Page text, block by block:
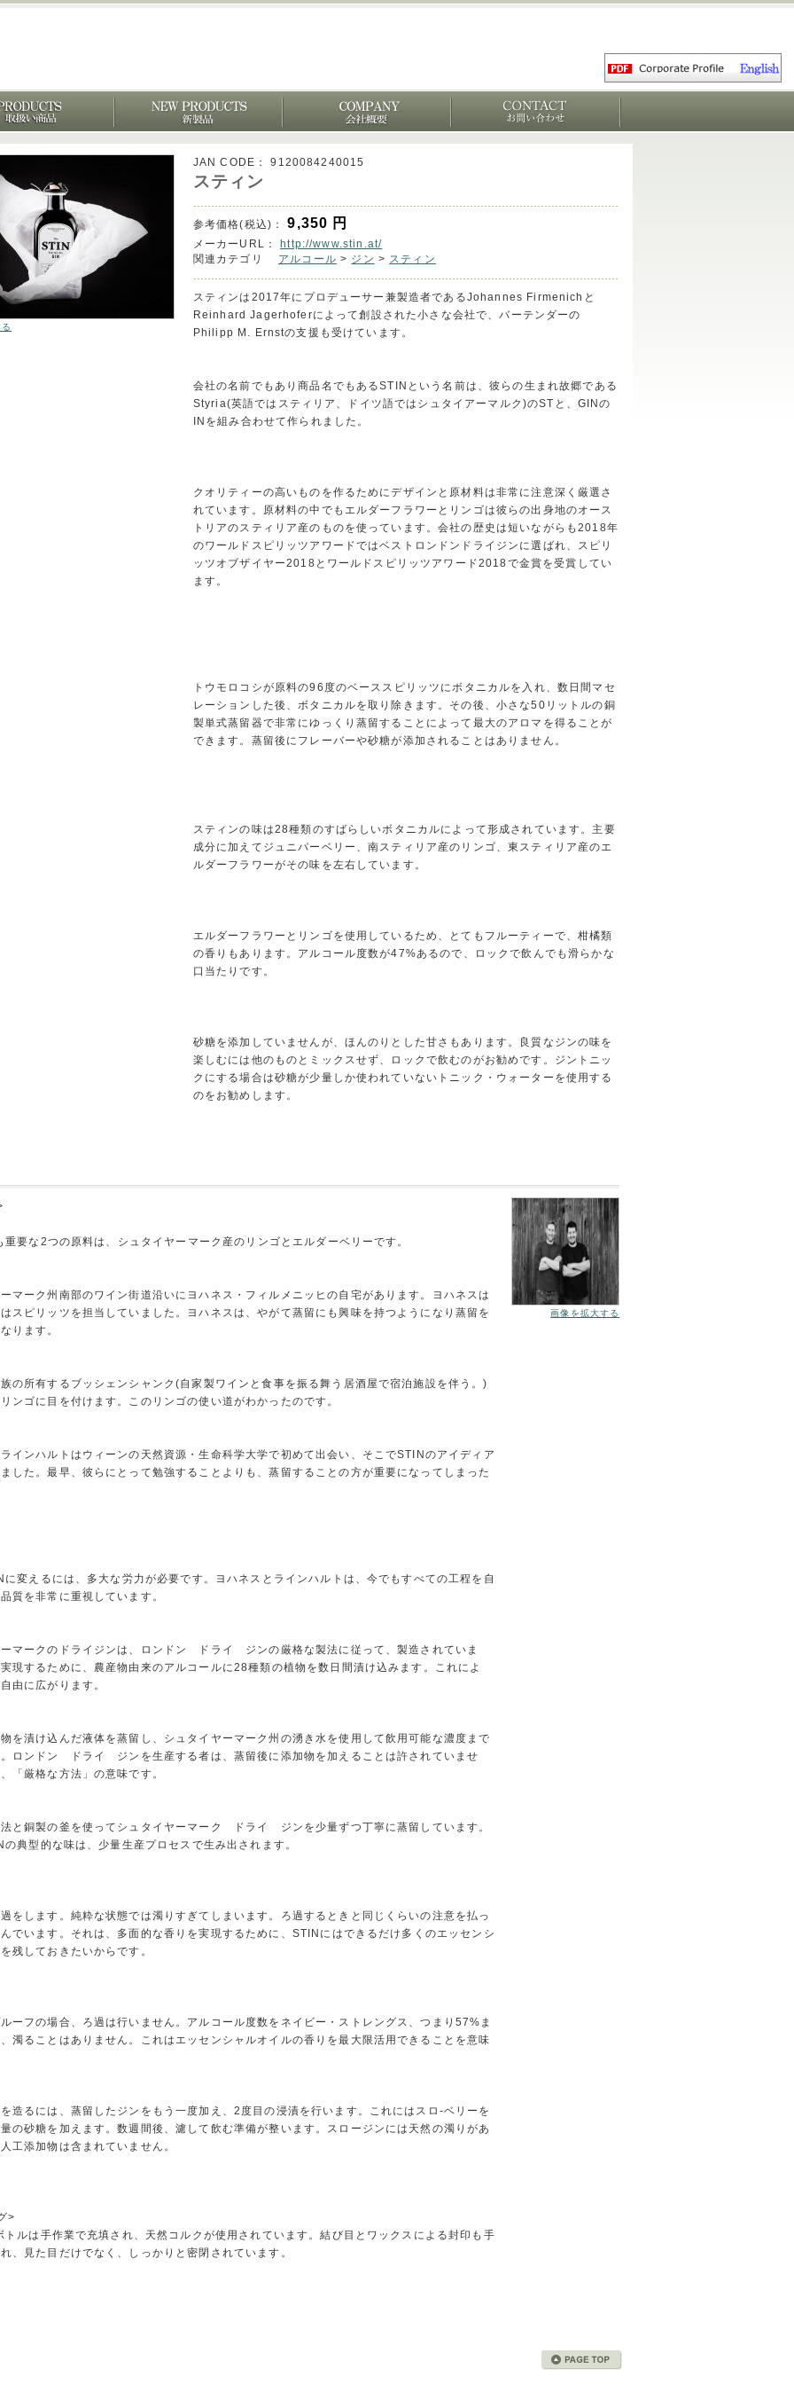
JAN CODE：9120084240015
スティン
参考価格(税込)：9,350 円
メーカーURL：
http://www.stin.at/
関連カテゴリ
アルコール > ジン > スティン
スティンは2017年にプロデューサー兼製造者であるJohannes Firmenichと
Reinhard Jagerhoferによって創設された小さな会社で、バーテンダーの
Philipp M. Ernstの支援も受けています。
会社の名前でもあり商品名でもあるSTINという名前は、彼らの生まれ故郷である
Styria(英語ではスティリア、ドイツ語ではシュタイアーマルク)のSTと、GINの
INを組み合わせて作られました。
クオリティーの高いものを作るためにデザインと原材料は非常に注意深く厳選さ
れています。原材料の中でもエルダーフラワーとリンゴは彼らの出身地のオース
トリアのスティリア産のものを使っています。会社の歴史は短いながらも2018年
のワールドスピリッツアワードではベストロンドンドライジンに選ばれ、スピリ
ッツオブザイヤー2018とワールドスピリッツアワード2018で金賞を受賞してい
ます。
トウモロコシが原料の96度のベーススピリッツにボタニカルを入れ、数日間マセ
レーションした後、ボタニカルを取り除きます。その後、小さな50リットルの銅
製単式蒸留器で非常にゆっくり蒸留することによって最大のアロマを得ることが
できます。蒸留後にフレーバーや砂糖が添加されることはありません。
スティンの味は28種類のすばらしいボタニカルによって形成されています。主要
成分に加えてジュニパーベリー、南スティリア産のリンゴ、東スティリア産のエ
ルダーフラワーがその味を左右しています。
エルダーフラワーとリンゴを使用しているため、とてもフルーティーで、柑橘類
の香りもあります。アルコール度数が47%あるので、ロックで飲んでも滑らかな
口当たりです。
砂糖を添加していませんが、ほんのりとした甘さもあります。良質なジンの味を
楽しむには他のものとミックスせず、ロックで飲むのがお勧めです。ジントニッ
クにする場合は砂糖が少量しか使われていないトニック・ウォーターを使用する
のをお勧めします。
重要な2つの原料は、シュタイヤーマーク産のリンゴとエルダーベリーです。
マーク州南部のワイン街道沿いにヨハネス・フィルメニッヒの自宅があります。ヨハネスは
スピリッツを担当していました。ヨハネスは、やがて蒸留にも興味を持つようになり蒸留を
ります。
の所有するブッシェンシャンク(自家製ワインと食事を振る舞う居酒屋で宿泊施設を伴う。)
ンゴに目を付けます。このリンゴの使い道がわかったのです。
インハルトはウィーンの天然資源・生命科学大学で初めて出会い、そこでSTINのアイディア
した。最早、彼らにとって勉強することよりも、蒸留することの方が重要になってしまった
に変えるには、多大な労力が必要です。ヨハネスとラインハルトは、今でもすべての工程を自
質を非常に重視しています。
マークのドライジンは、ロンドン ドライ ジンの厳格な製法に従って、製造されていま
現するために、農産物由来のアルコールに28種類の植物を数日間漬け込みます。これによ
由に広がります。
を漬け込んだ液体を蒸留し、シュタイヤーマーク州の湧き水を使用して飲用可能な濃度まで
ロンドン ドライ ジンを生産する者は、蒸留後に添加物を加えることは許されていませ
「厳格な方法」の意味です。
と銅製の釜を使ってシュタイヤーマーク ドライ ジンを少量ずつ丁寧に蒸留しています。
の典型的な味は、少量生産プロセスで生み出されます。
をします。純粋な状態では濁りすぎてしまいます。ろ過するときと同じくらいの注意を払っ
でいます。それは、多面的な香りを実現するために、STINにはできるだけ多くのエッセンシ
残しておきたいからです。
ーフの場合、ろ過は行いません。アルコール度数をネイビー・ストレングス、つまり57%ま
濁ることはありません。これはエッセンシャルオイルの香りを最大限活用できることを意味
造るには、蒸留したジンをもう一度加え、2度目の浸漬を行います。これにはスロ-ベリーを
の砂糖を加えます。数週間後、濾して飲む準備が整います。スロージンには天然の濁りがあ
工添加物は含まれていません。
>
トルは手作業で充填され、天然コルクが使用されています。結び目とワックスによる封印も手
、見た目だけでなく、しっかりと密閉されています。
画像を拡大する